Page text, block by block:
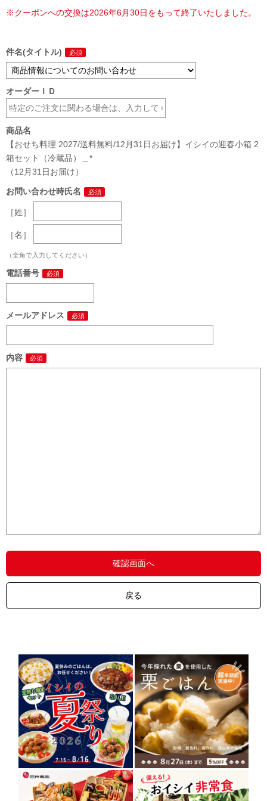
※クーポンへの交換は2026年6月30日をもって終了いたしました。
件名(タイトル)
オーダーＩＤ
商品名
【おせち料理 2027/送料無料/12月31日お届け】イシイの迎春小箱 2
箱セット（冷蔵品）＿*
（12月31日お届け）
お問い合わせ時氏名
［姓］
［名］
（全角で入力してください）
電話番号
メールアドレス
内容